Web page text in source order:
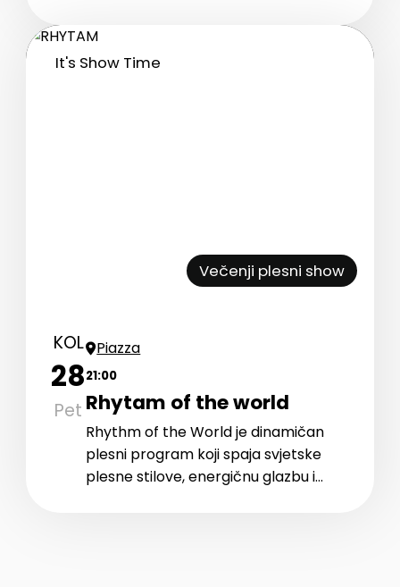
It's Show Time
Večenji plesni show
KOL
28
Pet
Piazza
21:00
Rhytam of the world
Rhythm of the World je dinamičan
plesni program koji spaja svjetske
plesne stilove, energičnu glazbu i